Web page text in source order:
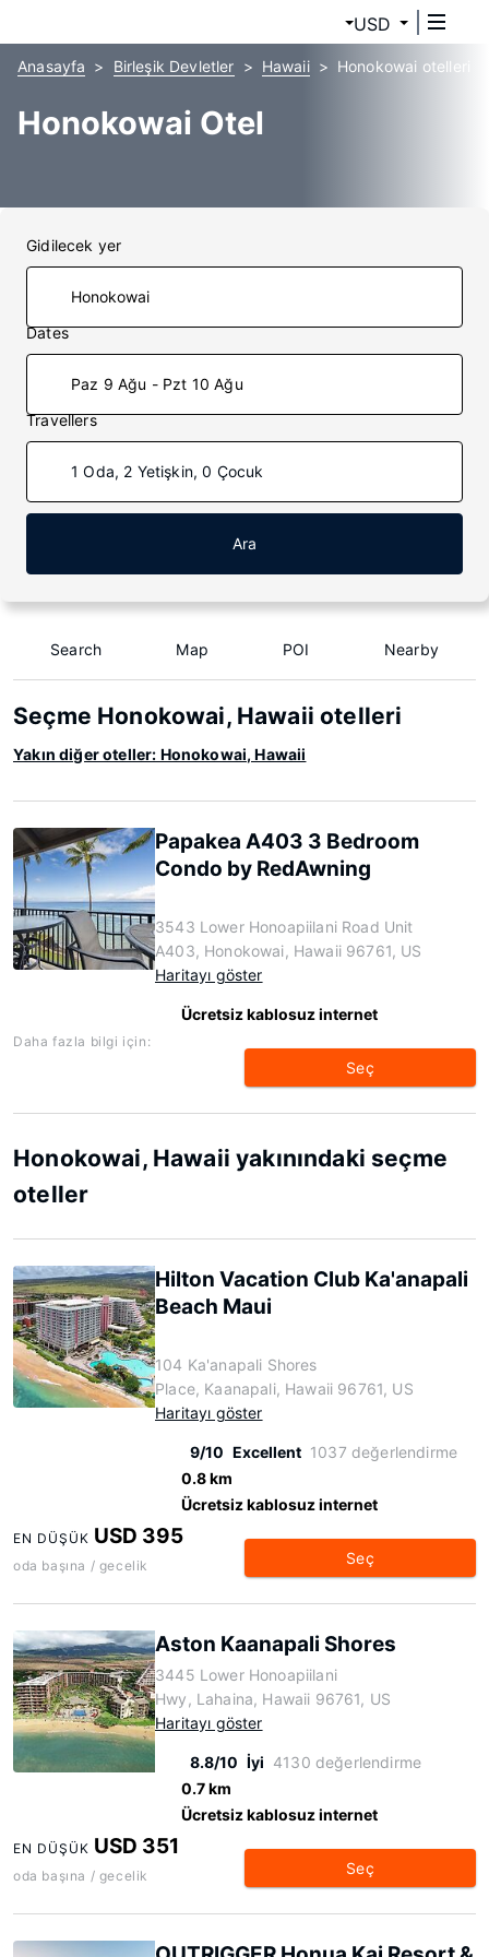
USD
Anasayfa Birleşik Devletler Hawaii Honokowai otelleri
Honokowai Otel
Gidilecek yer
Dates
Paz 9 Ağu - Pzt 10 Ağu
Travellers
1 Oda, 2 Yetişkin, 0 Çocuk
Ara
Search Map POI Nearby
Seçme Honokowai, Hawaii otelleri
Yakın diğer oteller: Honokowai, Hawaii
Papakea A403 3 Bedroom
Condo by RedAwning
3543 Lower Honoapiilani Road Unit
A403, Honokowai, Hawaii 96761, US
Haritayı göster
Ücretsiz kablosuz internet
Daha fazla bilgi için:
Seç
Honokowai, Hawaii yakınındaki seçme
oteller
Hilton Vacation Club Ka'anapali
Beach Maui
104 Ka'anapali Shores
Place, Kaanapali, Hawaii 96761, US
Haritayı göster
9/10 Excellent 1037 değerlendirme
0.8 km
Ücretsiz kablosuz internet
EN DÜŞÜK USD 395
oda başına / gecelik Seç
Aston Kaanapali Shores
3445 Lower Honoapiilani
Hwy, Lahaina, Hawaii 96761, US
Haritayı göster
8.8/10 İyi 4130 değerlendirme
0.7 km
Ücretsiz kablosuz internet
EN DÜŞÜK USD 351
oda başına / gecelik Seç